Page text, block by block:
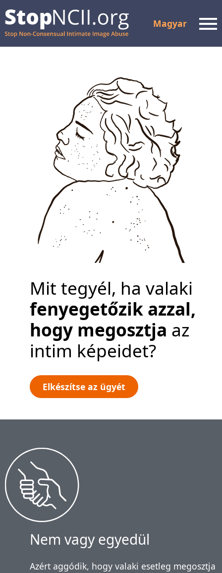
Magyar
Források és támogatás
Hogyan működik
Adatvédelmi irányelvek
Hozzon létre egy
Mit tegyél, ha valaki
fenyegetőzik azzal,
hogy megosztja az
intim képeidet?
Elkészítse az ügyét
Nem vagy egyedül
Azért aggódik, hogy valaki esetleg megosztja